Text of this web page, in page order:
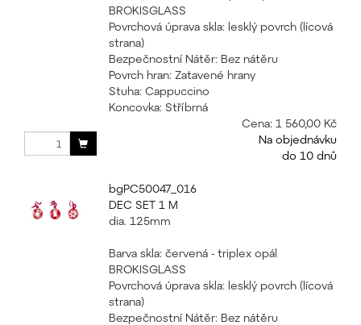
BROKISGLASS
Povrchová úprava skla: lesklý povrch (lícová
strana)
Bezpečnostní Nátěr: Bez nátěru
Povrch hran: Zatavené hrany
Stuha: Cappuccino
Koncovka: Stříbrná
Cena: 1 560,00 Kč
Na objednávku
do 10 dnů
bgPC50047_016
DEC SET 1 M
dia. 125mm
Barva skla: červená - triplex opál
BROKISGLASS
Povrchová úprava skla: lesklý povrch (lícová
strana)
Bezpečnostní Nátěr: Bez nátěru